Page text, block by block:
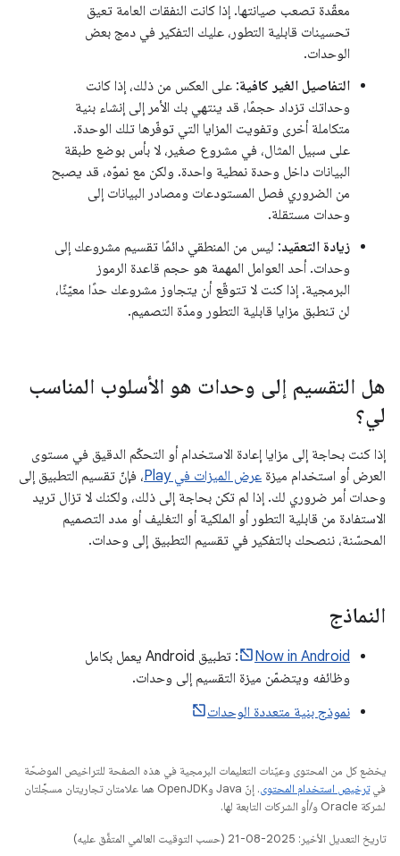
معقّدة تصعب صيانتها. إذا كانت النفقات العامة تعيق
تحسينات قابلية التطور، عليك التفكير في دمج بعض
الوحدات.
التفاصيل الغير كافية: على العكس من ذلك، إذا كانت
وحداتك تزداد حجمًا، قد ينتهي بك الأمر إلى إنشاء بنية
متكاملة أخرى وتفويت المزايا التي توفّرها تلك الوحدة.
على سبيل المثال، في مشروع صغير، لا بأس بوضع طبقة
البيانات داخل وحدة نمطية واحدة. ولكن مع نموّه، قد يصبح
من الضروري فصل المستودعات ومصادر البيانات إلى
وحدات مستقلة.
زيادة التعقيد: ليس من المنطقي دائمًا تقسيم مشروعك إلى
وحدات. أحد العوامل المهمة هو حجم قاعدة الرموز
البرمجية. إذا كنت لا تتوقّع أن يتجاوز مشروعك حدًا معيّنًا،
لن تنطبق مزايا قابلية التطور ومدّة التصميم.
هل التقسيم إلى وحدات هو الأسلوب المناسب
لي؟
إذا كنت بحاجة إلى مزايا إعادة الاستخدام أو التحكّم الدقيق في مستوى
العرض أو استخدام ميزة عرض الميزات في Play
، فإنّ تقسيم التطبيق إلى
وحدات أمر ضروري لك. إذا لم تكن بحاجة إلى ذلك، ولكنك لا تزال تريد
الاستفادة من قابلية التطور أو الملكية أو التغليف أو مدد التصميم
المحسّنة، ننصحك بالتفكير في تقسيم التطبيق إلى وحدات.
النماذج
Now in Android
: تطبيق Android يعمل بكامل
وظائفه ويتضمّن ميزة التقسيم إلى وحدات.
نموذج بنية متعددة الوحدات
يخضع كل من المحتوى وعيّنات التعليمات البرمجية في هذه الصفحة للتراخيص الموضحّة
فيترخيص استخدام المحتوى
. إنّ Java وOpenJDK هما علامتان تجاريتان مسجَّلتان
لشركة Oracle و/أو الشركات التابعة لها.
تاريخ التعديل الأخير: 2025-08-21 (حسب التوقيت العالمي المتفَّق عليه)